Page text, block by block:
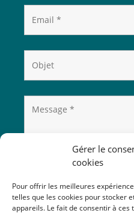
Gérer le
cookies
Pour offrir les meilleures
telles que les cookies pour stocker
appareils. Le fait de consentir à